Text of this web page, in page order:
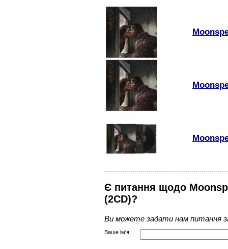
Є питання щодо
(2CD)?
Ви можете задати нам питання
Ваше ім'я: